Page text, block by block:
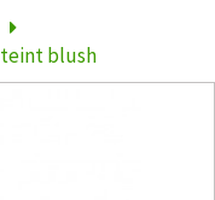
blush